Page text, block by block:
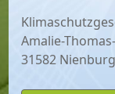
Amalie-
31582